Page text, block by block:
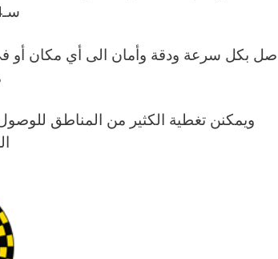
سـ24ـاعه.
صل بكل سرعة ودقة وأمان الى أي مكان أو
ويمكنن تغطية الكثير من المناطق